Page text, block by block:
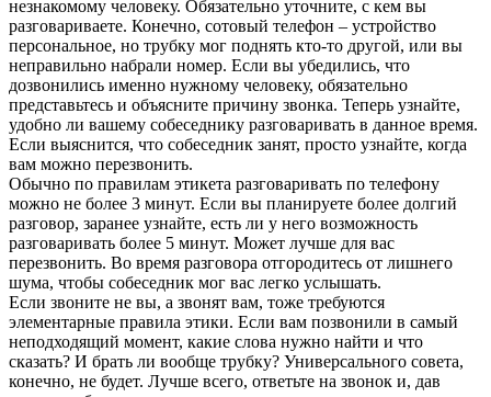
незнакомому человеку. Обязательно уточните, с кем вы
разговариваете. Конечно, сотовый телефон – устройство
персональное, но трубку мог поднять кто-то другой, или вы
неправильно набрали номер. Если вы убедились, что
дозвонились именно нужному человеку, обязательно
представьтесь и объясните причину звонка. Теперь узнайте,
удобно ли вашему собеседнику разговаривать в данное время.
Если выяснится, что собеседник занят, просто узнайте, когда
вам можно перезвонить.
Обычно по правилам этикета разговаривать по телефону
можно не более 3 минут. Если вы планируете более долгий
разговор, заранее узнайте, есть ли у него возможность
разговаривать более 5 минут. Может лучше для вас
перезвонить. Во время разговора отгородитесь от лишнего
шума, чтобы собеседник мог вас легко услышать.
Если звоните не вы, а звонят вам, тоже требуются
элементарные правила этики. Если вам позвонили в самый
неподходящий момент, какие слова нужно найти и что
сказать? И брать ли вообще трубку? Универсального совета,
конечно, не будет. Лучше всего, ответьте на звонок и, дав